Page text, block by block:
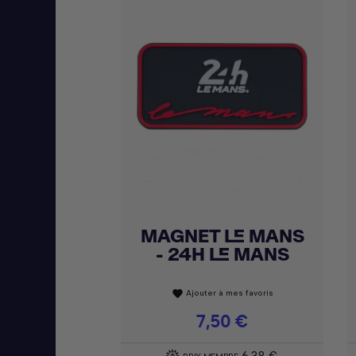
Achat express
MAGNET LE MANS
- 24H LE MANS
favorite Ajouter à mes favoris
Prix
7,50 €